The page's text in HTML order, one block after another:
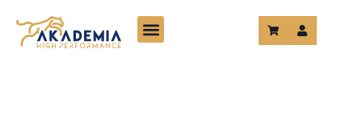
treści